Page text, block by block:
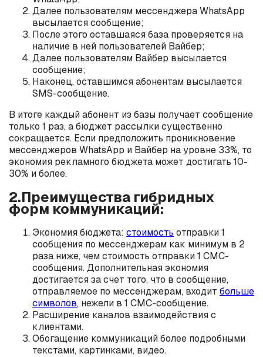
Далее пользователям мессенджера WhatsApp
высылается сообщение;
После этого оставшаяся база проверяется на
наличие в ней пользователей Вайбер;
Далее пользователям Вайбер высылается
сообщение;
Наконец, оставшимся абонентам высылается
SMS-сообщение.
В итоге каждый абонент из базы получает сообщение
только 1 раз, а бюджет рассылки существенно
сокращается. Если предположить проникновение
мессенджеров WhatsApp и Вайбер на уровне 33%, то
экономия рекламного бюджета может достигать 10-
30% и более.
2.Преимущества гибридных
форм коммуникаций:
Экономия бюджета: стоимость отправки 1
сообщения по мессенджерам как минимум в 2
раза ниже, чем стоимость отправки 1 СМС-
сообщения. Дополнительная экономия
достигается за счет того, что в сообщение,
отправляемое по мессенджерам, входит больше
символов, нежели в 1 СМС-сообщение.
Расширение каналов взаимодействия с
клиентами.
Обогащение коммуникаций более подробными
текстами, картинками, видео.